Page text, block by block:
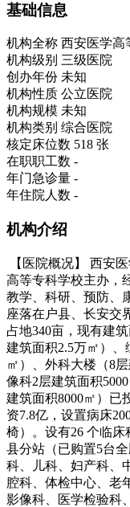
基础信息
机构全称 西安医学高
机构级别 三级医院
创办年份 未知
机构性质 公立医院
机构规模 未知
机构类别 综合医院
核定床位数 518 张
在职职工数 -
年门急诊量 -
年住院人数 -
机构介绍
【医院概况】 西安
高等专科学校主办，
教学、科研、预防、
座落在户县、长安交
占地340亩，现有建
建筑面积2.5万㎡）、
㎡）、外科大楼（8
像科2层建筑面积
建筑面积8000㎡）已
资7.8亿，设置病床
椅）。设有26 个临床
县分站（已购置5台
科、儿科、妇产科、
腔科、体检中心、老
影像科、医学检验科